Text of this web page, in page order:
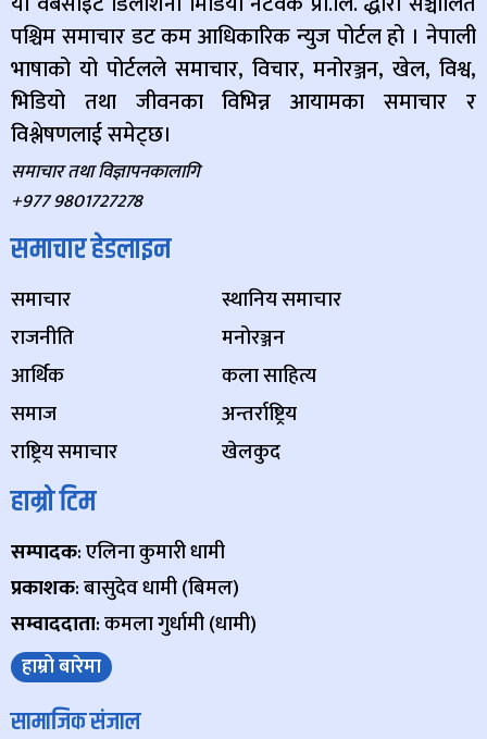
पश्चिम समाचार डट कम आधिकारिक न्युज पोर्टल हो । नेपाली
भाषाको यो पोर्टलले समाचार, विचार, मनोरञ्जन, खेल, विश्व,
भिडियो तथा जीवनका विभिन्न आयामका समाचार र
विश्लेषणलाई समेट्छ।
समाचार तथा विज्ञापनकालागि
+977 9801727278
समाचार हेडलाइन
समाचार
राजनीति
आर्थिक
समाज
राष्ट्रिय समाचार
स्थानिय समाचार
मनोरञ्जन
कला साहित्य
अन्तर्राष्ट्रिय
खेलकुद
हाम्रो टिम
सम्पादक: एलिना कुमारी धामी
प्रकाशक: बासुदेव धामी (बिमल)
सम्वाददाता: कमला गुर्धामी (धामी)
हाम्रो बारेमा
सामाजिक संजाल